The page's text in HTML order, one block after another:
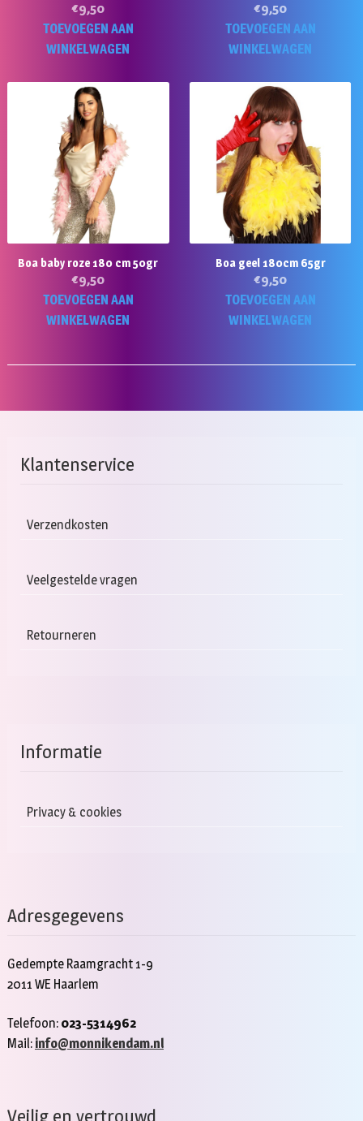
€9,50
TOEVOEGEN AAN
WINKELWAGEN
€9,50
TOEVOEGEN AAN
WINKELWAGEN
Boa baby roze 180 cm 50gr
€9,50
TOEVOEGEN AAN
WINKELWAGEN
Boa geel 180cm 65gr
€9,50
TOEVOEGEN AAN
WINKELWAGEN
Klantenservice
Verzendkosten
Veelgestelde vragen
Retourneren
Informatie
Privacy & cookies
Adresgegevens
Gedempte Raamgracht 1-9
2011 WE Haarlem
Telefoon: 023-5314962
Mail: info@monnikendam.nl
Veilig en vertrouwd